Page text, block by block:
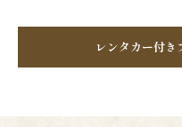
レンタカー付き